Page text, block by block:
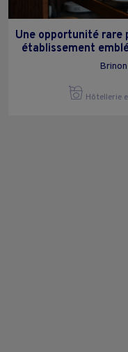
Une opportunité rare
établissement
Hôtellerie